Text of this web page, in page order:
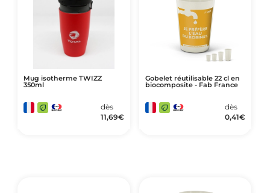
Mug isotherme TWIZZ
350ml
dès
11,69€
Gobelet réutilisable 22 cl en
biocomposite - Fab France
dès
0,41€